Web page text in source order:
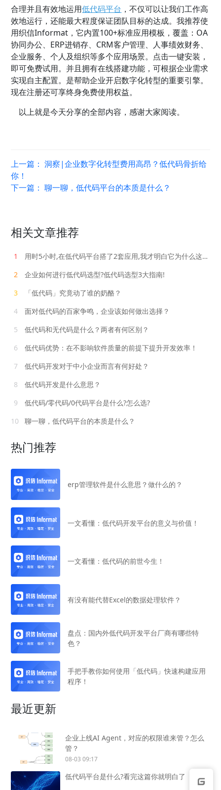
合理并且有效地运用低代码平台 ，不仅可以让我们工作高
效地运行，还能最大程度保证团队目标的达成。我推荐使
用织信Informat，它内置100+标准应用模板，覆盖：OA
协同办公、ERP进销存、CRM客户管理、人事绩效财务、
企业服务、个人及组织等多个应用场景。点击一键安装，
即可免费试用。并且拥有在线搭建功能，可根据企业需求
实现自主配置。是帮助企业开启数字化转型的重要引擎。
现在注册还可享终身免费使用权益。
以上就是今天分享的全部内容，感谢大家阅读。
上一篇：洞察|企业数字化转型费用高昂？低代码骨折给
你！
下一篇：聊一聊，低代码平台的本质是什么？
相关文章推荐
1
用时5小时,在低代码平台搭了2套应用,我才明白它为什么这么火！
2
企业如何进行低代码选型?低代码选型3大指南!
3
「低代码」究竟动了谁的奶酪？
4
面对低代码的百家争鸣，企业该如何做出选择？
5
低代码和无代码是什么？两者有何区别？
6
低代码优势：在不影响软件质量的前提下提升开发效率！
7
低代码开发对于中小企业而言有何好处？
8
低代码开发是什么意思？
9
低代码/零代码/0代码平台是什么?怎么选?
10
聊一聊，低代码平台的本质是什么？
热门推荐
erp管理软件是什么意思？做什么的？
一文看懂：低代码开发平台的意义与价值！
一文看懂：低代码的前世今生！
有没有能代替Excel的数据处理软件？
盘点：国内外低代码开发平台厂商有哪些特
色？
手把手教你如何使用「低代码」快速构建应用
程序！
最近更新
企业上线AI Agent，对应的权限谁来管？怎么
管？
08-03 09:17
低代码平台是什么?看完这篇你就明白了